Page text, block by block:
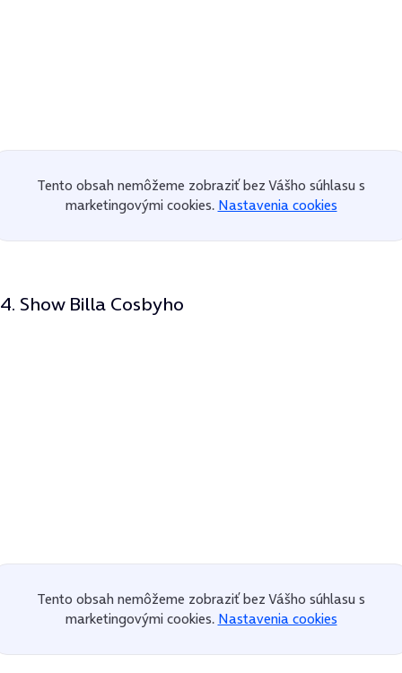
Tento obsah nemôžeme zobraziť bez Vášho súhlasu s
marketingovými cookies. Nastavenia cookies
4. Show Billa Cosbyho
Tento obsah nemôžeme zobraziť bez Vášho súhlasu s
marketingovými cookies. Nastavenia cookies